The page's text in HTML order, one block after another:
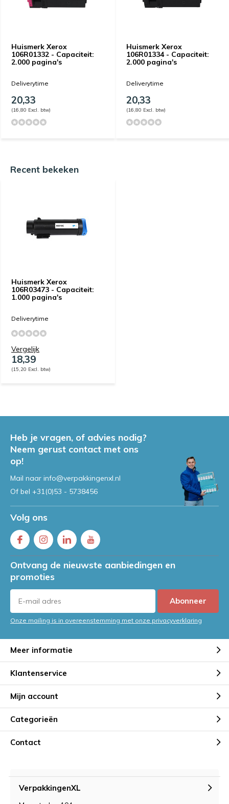
Huismerk Xerox
106R01332 - Capaciteit:
2.000 pagina's
Deliverytime
20,33
(16,80 Excl. btw)
Huismerk Xerox
106R01334 - Capaciteit:
2.000 pagina's
Deliverytime
20,33
(16,80 Excl. btw)
Recent bekeken
Huismerk Xerox
106R03473 - Capaciteit:
1.000 pagina's
Deliverytime
Vergelijk
18,39
(15,20 Excl. btw)
Heb je vragen, of advies nodig?
Neem gerust contact met ons
op!
Mail naar info@verpakkingenxl.nl
Of bel +31(0)53 - 5738456
Volg ons
Ontvang de nieuwste aanbiedingen en
promoties
Abonneer
Onze mailing is in overeenstemming met onze privacyverklaring
Meer informatie
Klantenservice
Mijn account
Categorieën
Contact
VerpakkingenXL